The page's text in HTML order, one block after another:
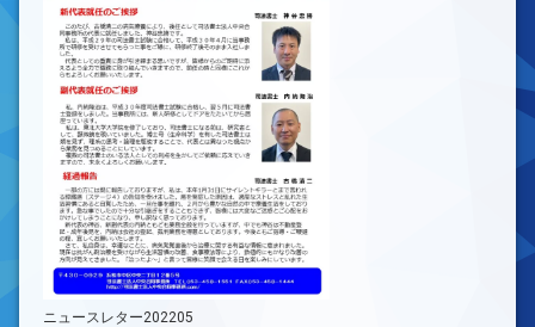
ニュースレター202205